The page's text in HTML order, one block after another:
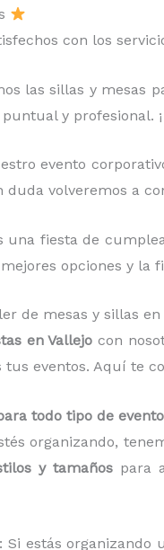
con los
las sillas y mesas
y profesional. ¡
evento
duda volveremos a
una fiesta de
opciones y la
de mesas y sillas en
en Vallejo con
eventos. Aquí te
todo tipo de evento
organizando,
y tamaños para
: Si estás organizando